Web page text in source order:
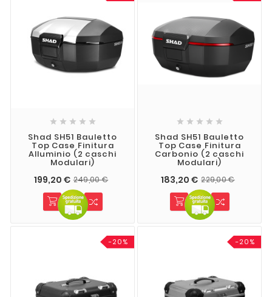
    
Shad SH51 Bauletto
Top Case Finitura
Alluminio (2 Caschi
Modulari)
199,20 € 249,00 €
    
Shad SH51 Bauletto
Top Case Finitura
Carbonio (2 Caschi
Modulari)
183,20 € 229,00 €
-20% -20%